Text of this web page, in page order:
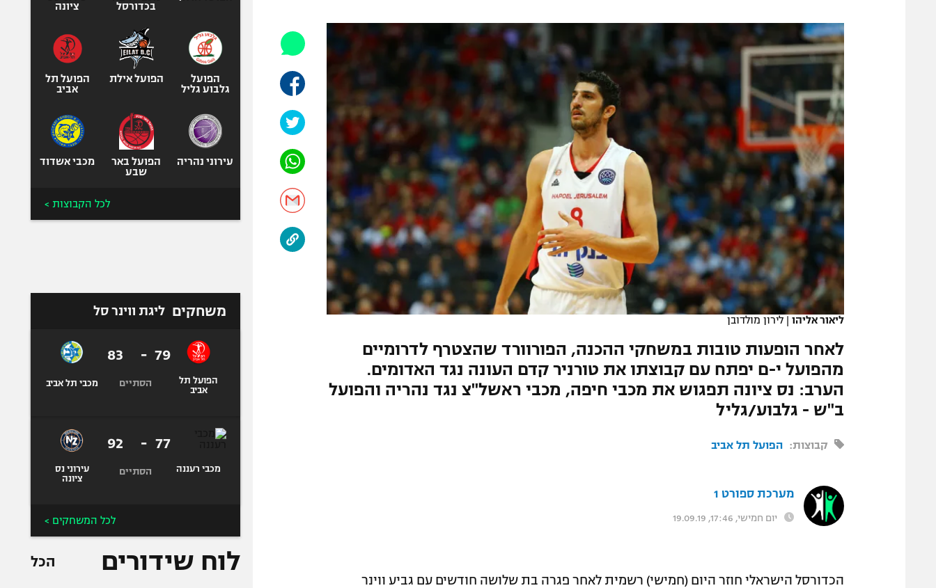
תקנון משתתפים וזוכים בפרסים
תקנון עבור פעילות אלקטרה
תקנון עבור פעילות ספורט 1 – "מרלן"
גיימינג E-Sports
תנאי שימוש
מדיניות פרטיות
תקנון פעילות ספורט 1
רשיון להקרנה פומבית לבית עסק
הצטרפות לחבילת הערוצים
לוח דרושים – ג'ובנט
המגזין
הפועל תל אביב
הפועל באר שבע
מכבי נתניה
בני יהודה
ליגה סינית
ליגה ברזילאית
ליגות נוספות
ספורט מוטורי
כדורמים
ספורט אתגרי
ואקסטרים
אומנויות לחימה
ליאור אליהו | לירון מולדובן
לאחר הופעות טובות במשחקי ההכנה, הפורוורד שהצטרף לדרומיים
מהפועל י-ם יפתח עם קבוצתו את טורניר קדם העונה נגד האדומים.
הערב: נס ציונה תפגוש את מכבי חיפה, מכבי ראשל"צ נגד נהריה והפועל
ב"ש - גלבוע/גליל
קבוצות: הפועל תל אביב
מערכת ספורט 1
יום חמישי, 17:46, 19.09.19
הכדורסל הישראלי חוזר היום (חמישי) רשמית לאחר פגרה בת שלושה חודשים עם גביע ווינר
בכדורסל
ציונה
הפועל
גלבוע גליל
הפועל אילת
הפועל תל
אביב
עירוני נהריה
הפועל באר
שבע
מכבי אשדוד
לכל הקבוצות >
משחקים ליגת ווינר סל
הפועל תל
אביב
79
-
83
הסתיים מכבי תל אביב
מכבי רעננה
77
-
92
הסתיים
עירוני נס
ציונה
לכל המשחקים >
לוח שידורים הכל